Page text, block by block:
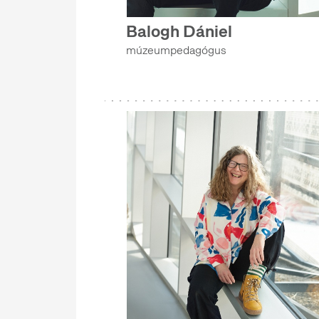
GYŰJTEMÉNYI FŐOSZTÁLY
ETNOLÓGIAI ARCHÍVUM
MŰTÁRGYVÉDELMI ÉS RESTAURÁTOR FŐOSZTÁLY
NYILVÁNTARTÁSI ÉS DIGITALIZÁLÁSI FŐOSZTÁLY
KOMMUNIKÁCIÓS FŐOSZTÁLY
GAZDASÁGI ÉS SZÁMVITELI FŐOSZTÁLY
KOMMUNIKÁCIÓS FŐOSZTÁLY
GAZDASÁGI ÉS SZÁMVITELI FŐOSZTÁLY
ÜZEMELTETÉSI ÉS BESZERZÉSI FŐOSZTÁLY
ISMERETKÖZVETÍTÉSI FŐOSZTÁLY
SZERKESZTŐSÉG
Balogh Dániel
múzeumpedagógus